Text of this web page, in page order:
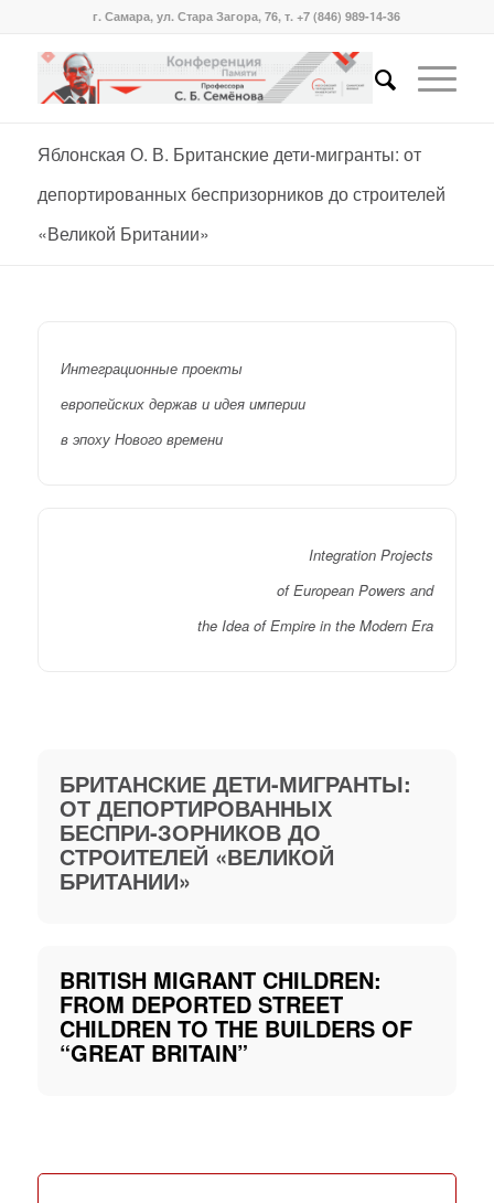
г. Самара, ул. Стара Загора, 76, т. +7 (846) 989-14-36
Яблонская О. В. Британские дети-мигранты: от
депортированных беспризорников до строителей
«Великой Британии»
Интеграционные проекты
европейских держав и идея империи
в эпоху Нового времени
Integration Projects
of European Powers and
the Idea of Empire in the Modern Era
БРИТАНСКИЕ ДЕТИ-МИГРАНТЫ:
ОТ ДЕПОРТИРОВАННЫХ
БЕСПРИ-ЗОРНИКОВ ДО
СТРОИТЕЛЕЙ «ВЕЛИКОЙ
БРИТАНИИ»
BRITISH MIGRANT CHILDREN:
FROM DEPORTED STREET
CHILDREN TO THE BUILDERS OF
“GREAT BRITAIN”